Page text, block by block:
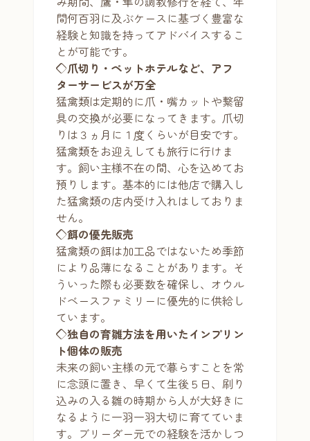
間何百羽に及ぶケースに基づく豊富な
経験と知識を持ってアドバイスするこ
とが可能です。
◇爪切り・ペットホテルなど、アフ
ターサービスが万全
猛禽類は定期的に爪・嘴カットや繋留
具の交換が必要になってきます。爪切
りは３ヵ月に１度くらいが目安です。
猛禽類をお迎えしても旅行に行けま
す。飼い主様不在の間、心を込めてお
預りします。基本的には他店で購入し
た猛禽類の店内受け入れはしておりま
せん。
◇餌の優先販売
猛禽類の餌は加工品ではないため季節
により品薄になることがあります。そ
ういった際も必要数を確保し、オウル
ドベースファミリーに優先的に供給し
ています。
◇独自の育雛方法を用いたインプリン
ト個体の販売
未来の飼い主様の元で暮らすことを常
に念頭に置き、早くて生後５日、刷り
込みの入る雛の時期から人が大好きに
なるように一羽一羽大切に育てていま
す。ブリーダー元での経験を活かしつ